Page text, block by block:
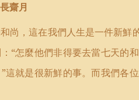
齋月
尚，這在我們人生是一件新
“怎麼他們非得要去當七天的
這就是很新鮮的事。而我們各